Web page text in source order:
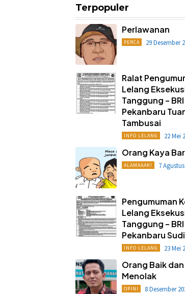
Terpopuler
Perlawanan
PERCA 29 Desember
Ralat
Lelang
Tanggung – BRI
Pekanbaru
Tambusai
INFO LELANG 22 Mei
Orang Kaya
ALAMAAAK! 7
Pengumuman
Lelang
Tanggung –
Pekanbaru
INFO LELANG 23 Mei
Orang Baik
Menolak
OPINI 8 Desember